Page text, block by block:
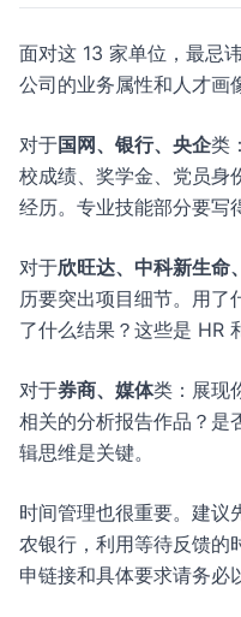
面对这 13 家单位，最忌
公司的业务属性和人才画
对于国网、银行、央企类
校成绩、奖学金、党员身
经历。专业技能部分要写
对于欣旺达、中科新生命
历要突出项目细节。用了
了什么结果？这些是 HR
对于券商、媒体类：展现
相关的分析报告作品？是
辑思维是关键。
时间管理也很重要。建议
农银行，利用等待反馈的
申链接和具体要求请务必